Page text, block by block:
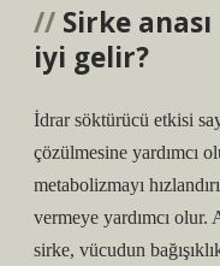
Sirke
iyi gelir?
İdrar söktürücü etkisi
çözülmesine yardımcı
metabolizmayı
vermeye yardımcı olur.
sirke, vücudun